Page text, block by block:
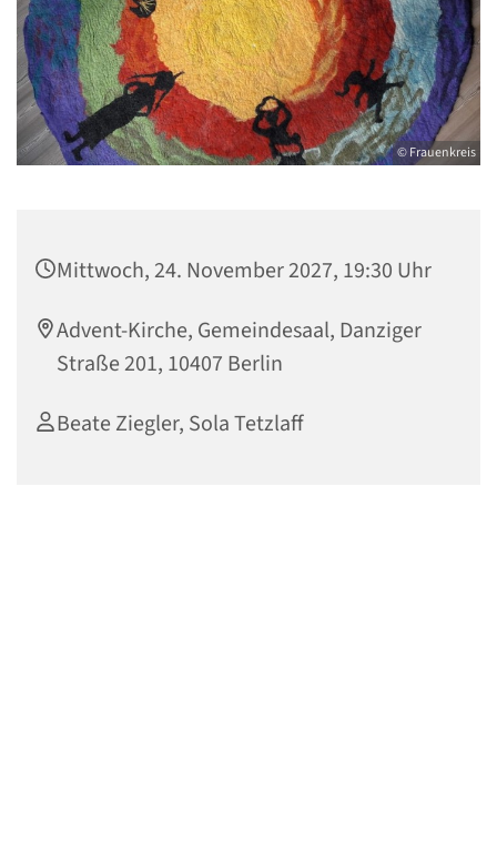
© Frauenkreis
Mittwoch, 24. November 2027, 19:30 Uhr
Advent-Kirche, Gemeindesaal, Danziger
Straße 201, 10407 Berlin
Beate Ziegler, Sola Tetzlaff